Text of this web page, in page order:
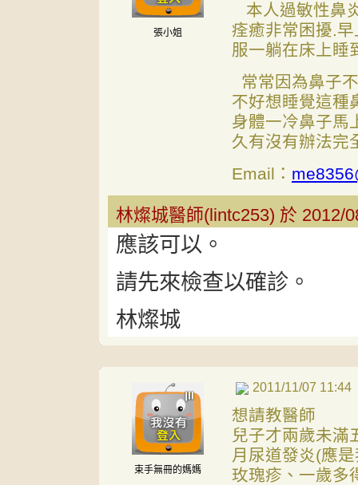
張小姐
本人過敏性鼻
痊癒非常困擾.
服一躺在床上睡
常常因為鼻子
不好想睡覺這種
身體一冷鼻子馬
久有沒有辦法完
Email：
林燦城醫師(lintc253) 於 2012/
應該可以。
請先來檢查以確診。
林燦城
束手無冊的媽媽
2011/11/07 11:44
想請教醫師
兒子才兩歲未滿
月尿道發炎(應
玫瑰疹、一歲多